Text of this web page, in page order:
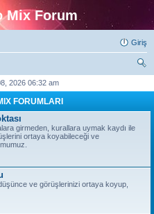
Mix Forum
Giriş
2026 06:32 am
FORUMLARI
girmeden, kurallara uymak kaydı ile
ortaya koyabileceği ve
ve görüşlerinizi ortaya koyup,